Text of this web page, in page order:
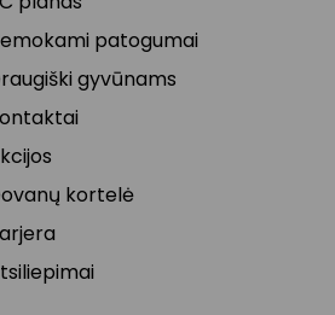
patogumai
gyvūnams
kortelė